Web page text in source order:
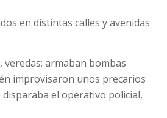
en distintas calles y avenidas
armaban bombas
improvisaron unos precarios
disparaba el operativo policial,